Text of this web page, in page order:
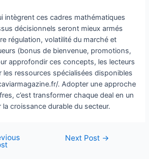
intègrent ces cadres mathématiques
décisionnels seront mieux armés
régulation, volatilité du marché et
(bonus de bienvenue, promotions,
approfondir ces concepts, les lecteurs
les ressources spécialisées disponibles
. Adopter une approche
c’est transformer chaque deal en un
croissance durable du secteur.
Next Post →